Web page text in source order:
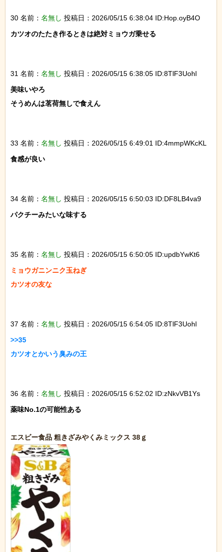
30 名前： 名無し 投稿日：2026/05/15 6:38:04 ID:Hop.oyB4O
カツオのたたき作るときは絶対ミョウガ乗せる
31 名前： 名無し 投稿日：2026/05/15 6:38:05 ID:8TlF3Uohl
美味いやろ
そうめんは茗荷無しで食えん
33 名前： 名無し 投稿日：2026/05/15 6:49:01 ID:4mmpWKcKL
食感が良い
34 名前： 名無し 投稿日：2026/05/15 6:50:03 ID:DF8LB4va9
パクチーみたいな味する
35 名前： 名無し 投稿日：2026/05/15 6:50:05 ID:updbYwKt6
ミョウガニンニク玉ねぎ
カツオの友な
37 名前： 名無し 投稿日：2026/05/15 6:54:05 ID:8TlF3Uohl
>>35
カツオとかいう臭みの王
36 名前： 名無し 投稿日：2026/05/15 6:52:02 ID:zNkvVB1Ys
薬味No.1の可能性ある